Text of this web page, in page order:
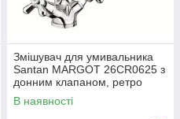
Змішувач для умивальника
Santan MARGOT 26CR0625 з
донним клапаном, ретро
В наявності